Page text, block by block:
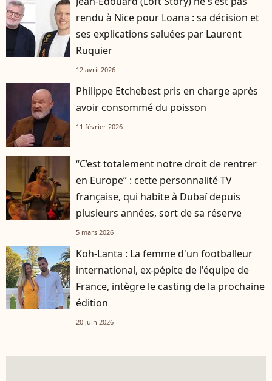
rendu à Nice pour Loana : sa décision et
ses explications saluées par Laurent
Ruquier
12 avril 2026
Philippe Etchebest pris en charge après
avoir consommé du poisson
11 février 2026
“C’est totalement notre droit de rentrer
en Europe” : cette personnalité TV
française, qui habite à Dubaï depuis
plusieurs années, sort de sa réserve
5 mars 2026
Koh-Lanta : La femme d'un footballeur
international, ex-pépite de l'équipe de
France, intègre le casting de la prochaine
édition
20 juin 2026